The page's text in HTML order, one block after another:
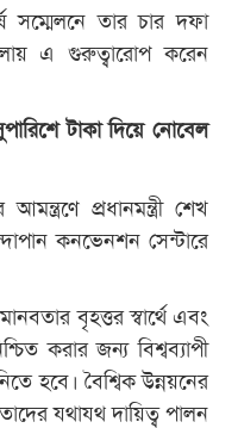
সম্মেলনে তার চার দফা
এ গুরুত্বারোপ করেন
টাকা দিয়ে নোবেল
প্রধানমন্ত্রী শেখ
কনভেনশন সেন্টারে
বৃহত্তর স্বার্থে এবং
করার জন্য বিশ্বব্যাপী
হবে। বৈশ্বিক উন্নয়নের
যথাযথ দায়িত্ব পালন